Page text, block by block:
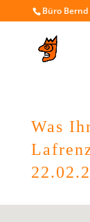
Büro
Was